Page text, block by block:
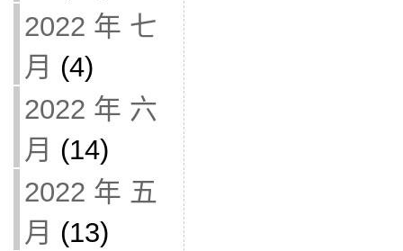
2022 年 七
月 (4)
2022 年 六
月 (14)
2022 年 五
月 (13)